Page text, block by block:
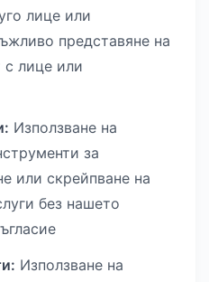
лице или
представяне на
с лице или
Използване на
за
или скрейпване на
без нашето
Използване на